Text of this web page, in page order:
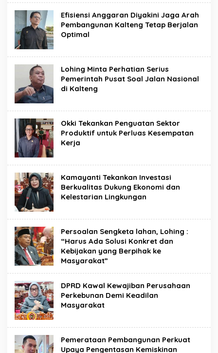
Efisiensi Anggaran Diyakini Jaga Arah
Pembangunan Kalteng Tetap Berjalan
Optimal
Lohing Minta Perhatian Serius
Pemerintah Pusat Soal Jalan Nasional
di Kalteng
Okki Tekankan Penguatan Sektor
Produktif untuk Perluas Kesempatan
Kerja
Kamayanti Tekankan Investasi
Berkualitas Dukung Ekonomi dan
Kelestarian Lingkungan
Persoalan Sengketa lahan, Lohing :
“Harus Ada Solusi Konkret dan
Kebijakan yang Berpihak ke
Masyarakat”
DPRD Kawal Kewajiban Perusahaan
Perkebunan Demi Keadilan
Masyarakat
Pemerataan Pembangunan Perkuat
Upaya Pengentasan Kemiskinan